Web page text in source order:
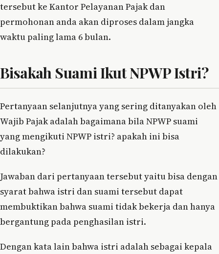
tersebut ke Kantor Pelayanan Pajak dan
permohonan anda akan diproses dalam jangka
waktu paling lama 6 bulan.
Bisakah Suami Ikut NPWP Istri?
Pertanyaan selanjutnya yang sering ditanyakan oleh
Wajib Pajak adalah bagaimana bila NPWP suami
yang mengikuti NPWP istri? apakah ini bisa
dilakukan?
Jawaban dari pertanyaan tersebut yaitu bisa dengan
syarat bahwa istri dan suami tersebut dapat
membuktikan bahwa suami tidak bekerja dan hanya
bergantung pada penghasilan istri.
Dengan kata lain bahwa istri adalah sebagai kepala